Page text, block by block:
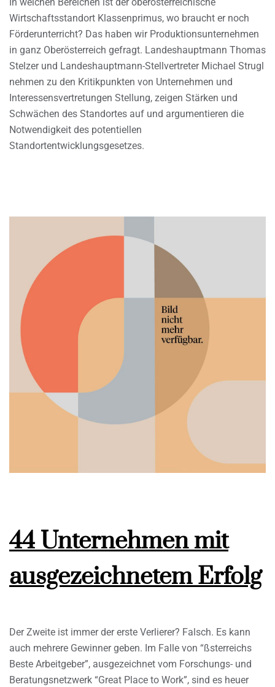
Wirtschaftsstandort Klassenprimus, wo braucht er noch
Förderunterricht? Das haben wir Produktionsunternehmen
in ganz Oberösterreich gefragt. Landeshauptmann Thomas
Stelzer und Landeshauptmann-Stellvertreter Michael Strugl
nehmen zu den Kritikpunkten von Unternehmen und
Interessensvertretungen Stellung, zeigen Stärken und
Schwächen des Standortes auf und argumentieren die
Notwendigkeit des potentiellen
Standortentwicklungsgesetzes.
44 Unternehmen mit
ausgezeichnetem Erfolg
Der Zweite ist immer der erste Verlierer? Falsch. Es kann
auch mehrere Gewinner geben. Im Falle von “ßsterreichs
Beste Arbeitgeber”, ausgezeichnet vom Forschungs- und
Beratungsnetzwerk “Great Place to Work”, sind es heuer